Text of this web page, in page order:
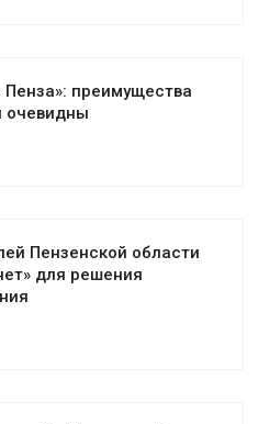
Пенза»: преимущества
очевидны
Пензенской области
для решения